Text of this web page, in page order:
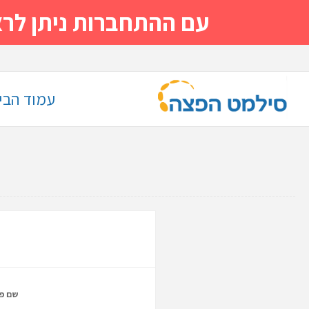
עם ההתחברות ניתן לראות
עמוד
שם